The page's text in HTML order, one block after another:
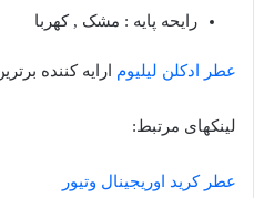
رایحه پایه : مشک , کهربا
عطر ادکلن لیلیوم ارایه کننده
لینکهای مرتبط:
عطر کرید اوریجینال وتیور